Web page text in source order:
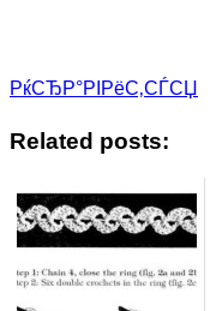
РќСЂР°РІРёС‚СЃСЏ
Related posts: